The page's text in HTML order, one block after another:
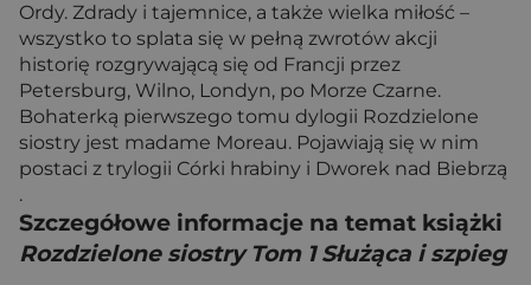
Ordy. Zdrady i tajemnice, a także wielka miłość –
wszystko to splata się w pełną zwrotów akcji
historię rozgrywającą się od Francji przez
Petersburg, Wilno, Londyn, po Morze Czarne.
Bohaterką pierwszego tomu dylogii Rozdzielone
siostry jest madame Moreau. Pojawiają się w nim
postaci z trylogii Córki hrabiny i Dworek nad Biebrzą
.
Szczegółowe informacje na temat książki
Rozdzielone siostry Tom 1 Służąca i szpieg